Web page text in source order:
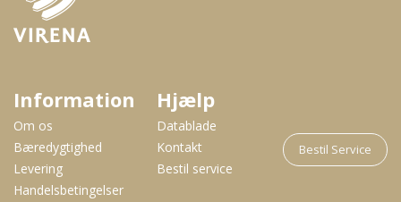
Information
Om os
Bæredygtighed
Levering
Handelsbetingelser
Hjælp
Datablade
Kontakt
Bestil service
Bestil Service